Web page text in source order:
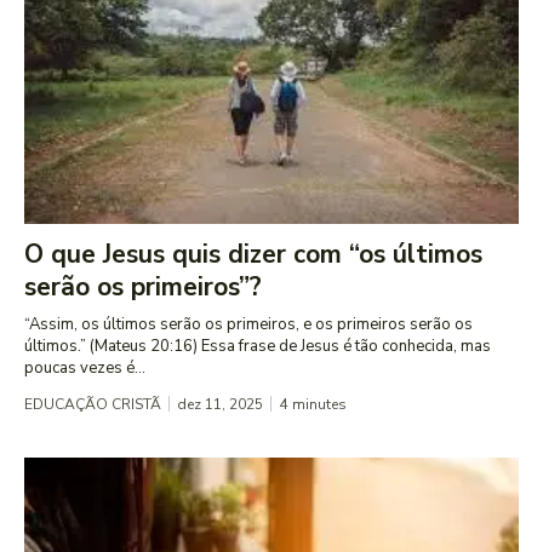
O que Jesus quis dizer com “os últimos
serão os primeiros”?
“Assim, os últimos serão os primeiros, e os primeiros serão os
últimos.” (Mateus 20:16) Essa frase de Jesus é tão conhecida, mas
poucas vezes é...
EDUCAÇÃO CRISTÃ dez 11, 2025 4 minutes